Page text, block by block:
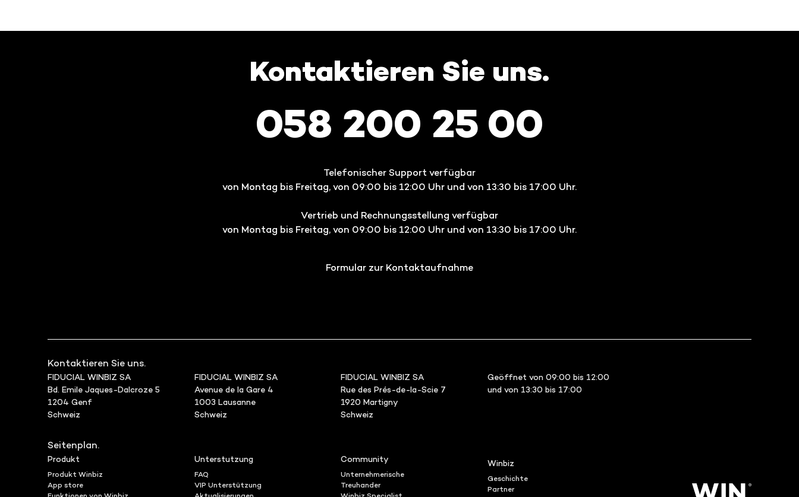
Kontaktieren Sie uns.
058 200 25 00
Telefonischer Support verfügbar
von Montag bis Freitag, von 09:00 bis 12:00 Uhr und von 13:30 bis 17:00 Uhr.
Vertrieb und Rechnungsstellung verfügbar
von Montag bis Freitag, von 09:00 bis 12:00 Uhr und von 13:30 bis 17:00 Uhr.
Formular zur Kontaktaufnahme
Kontaktieren Sie uns.
FIDUCIAL WINBIZ SA
Bd. Emile Jaques-Dalcroze 5
1204 Genf
Schweiz
FIDUCIAL WINBIZ SA
Avenue de la Gare 4
1003 Lausanne
Schweiz
FIDUCIAL WINBIZ SA
Rue des Prés-de-la-Scie 7
1920 Martigny
Schweiz
Geöffnet von 09:00 bis 12:00
und von 13:30 bis 17:00
Seitenplan.
Produkt
Produkt Winbiz
App store
Unterstutzung
FAQ
VIP Unterstützung
Community
Unternehmerische
Treuhander
Winbiz
Geschichte
Partner